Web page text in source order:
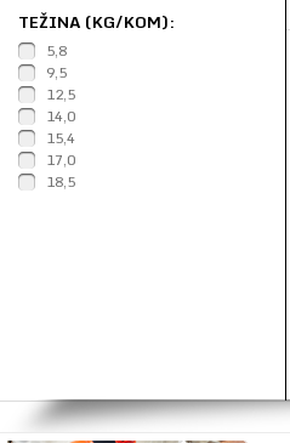
TEŽINA (KG/KOM):
5,8
9,5
12,5
14,0
15,4
17,0
18,5